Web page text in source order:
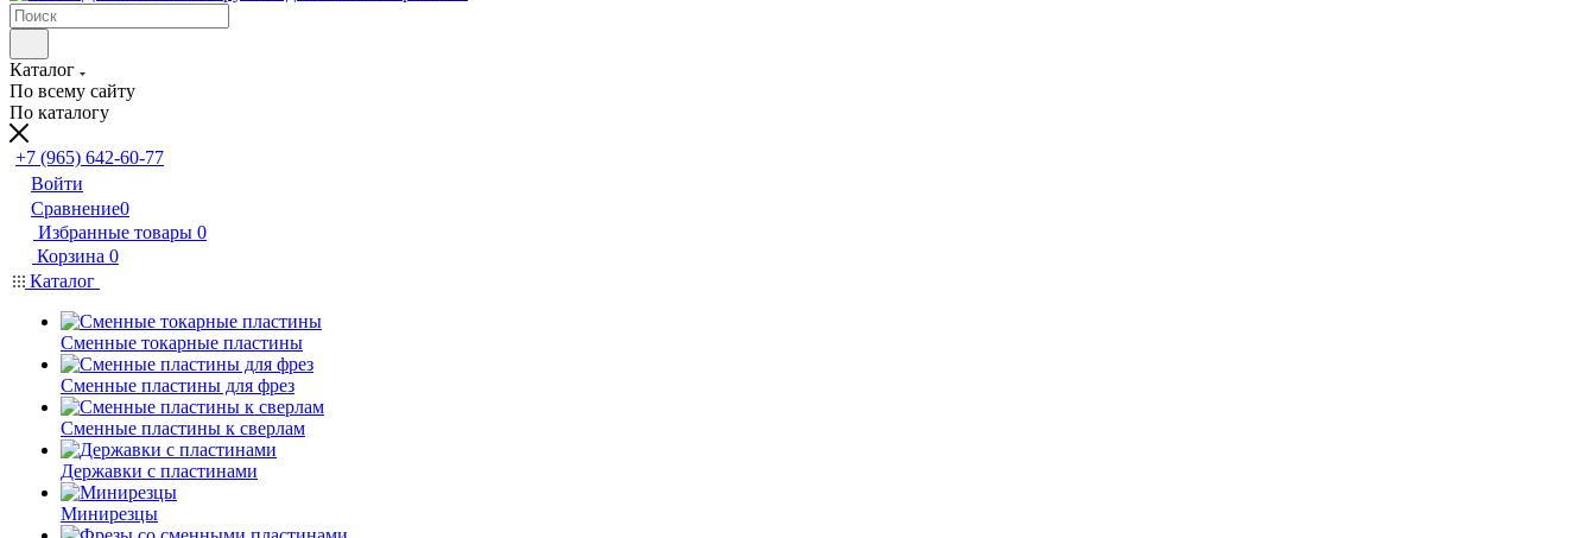
Каталог
По всему сайту
По каталогу
+7 (965) 642-60-77
Войти
Сравнение0
Избранные товары 0
Корзина 0
Каталог
Сменные токарные пластины
Сменные пластины для фрез
Сменные пластины к сверлам
Державки с пластинами
Минирезцы